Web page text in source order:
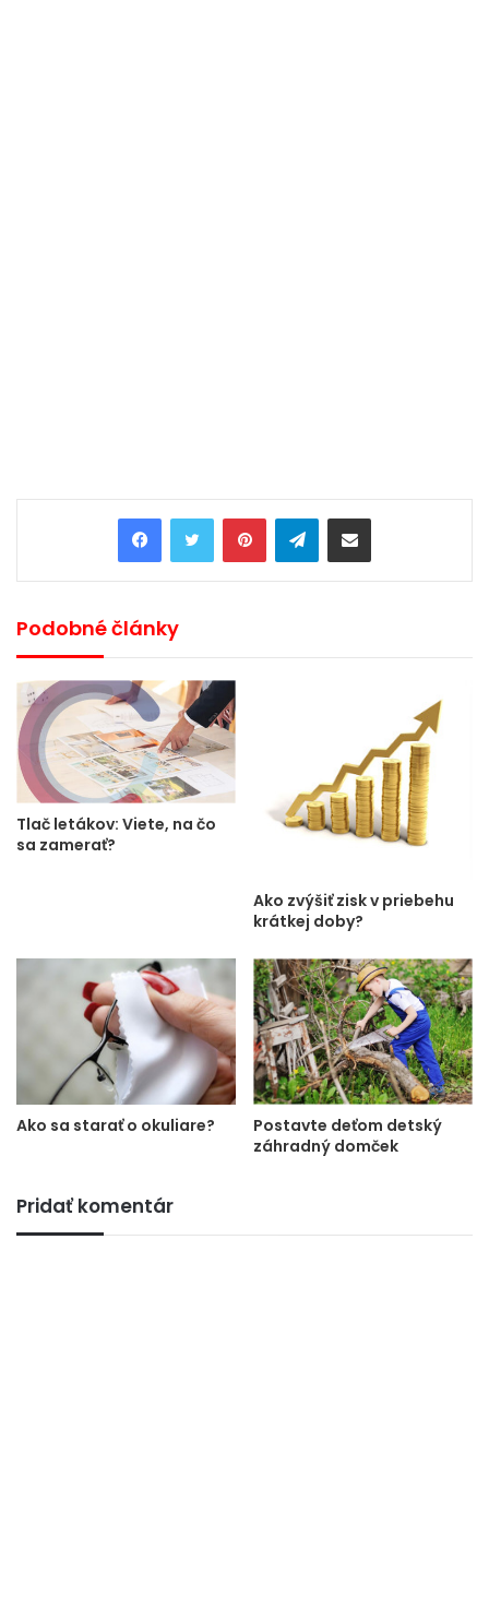
PinterestTelegramShare via Email
Podobné články
Tlač letákov: Viete, na čo
sa zamerať?
Ako zvýšiť zisk v priebehu
krátkej doby?
Ako sa starať o okuliare?
Postavte deťom detský
záhradný domček
Pridať komentár